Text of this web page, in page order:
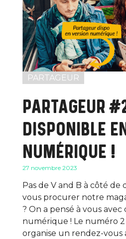
PARTAGEUR
PARTAGEUR
DISPONIBLE
NUMÉRIQUE !
27 novembre 2023
Pas de V and B à côté de
vous procurer notre
? On a pensé à vous
numérique ! Le numéro 2
organise un rendez-vous